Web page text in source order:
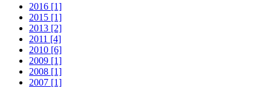
2016 [1]
2015 [1]
2013 [2]
2011 [4]
2010 [6]
2009 [1]
2008 [1]
2007 [1]